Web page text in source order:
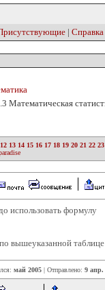
| Справка
Математическая
12 13 14 15 16 17 18 19 20 21 22 23
использовать формулу
вышеуказанной
май 2005 | Отправлено: 9 апр.